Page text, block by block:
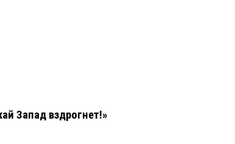
Запад вздрогнет!»